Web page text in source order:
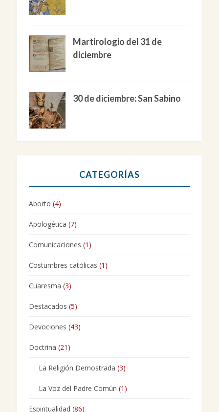
Martirologio del 31 de
diciembre
30 de diciembre: San Sabino
CATEGORÍAS
Aborto (4)
Apologética (7)
Comunicaciones (1)
Costumbres católicas (1)
Cuaresma (3)
Destacados (5)
Devociones (43)
Doctrina (21)
La Religión Demostrada (3)
La Voz del Padre Común (1)
Espiritualidad (86)